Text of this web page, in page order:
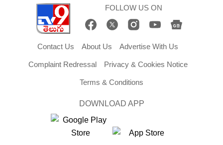
FOLLOW US ON
Contact Us About Us Advertise With Us
Complaint Redressal Privacy & Cookies Notice
Terms & Conditions
DOWNLOAD APP